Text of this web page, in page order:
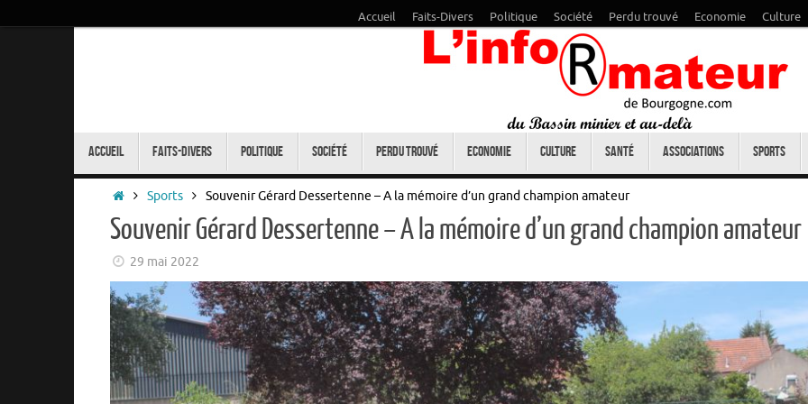
Accueil Faits-Divers Politique Société Perdu trouvé Economie Culture
Accueil Faits-Divers Politique Société Perdu trouvé Economie Culture Santé Associations Sports
Accueil
Sports Souvenir Gérard Dessertenne – A la mémoire d’un grand champion amateur
Souvenir Gérard Dessertenne – A la mémoire d’un grand champion amateur
29 mai 2022